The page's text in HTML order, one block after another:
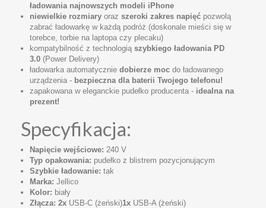
ładowania najnowszych modeli iPhone
niewielkie rozmiary oraz szeroki zakres napięć pozwolą
zabrać ładowarkę w każdą podróż (doskonale mieści się w
torebce, torbie na laptopa czy plecaku)
kompatybilność z technologią szybkiego ładowania PD
3.0 (Power Delivery)
ładowarka automatycznie dobierze moc do ładowanego
urządzenia - bezpieczna dla baterii Twojego telefonu!
zapakowana w eleganckie pudełko producenta - idealna na
prezent!
Specyfikacja:
Napięcie wejściowe: 240 V
Typ opakowania: pudełko z blistrem pozycjonującym
Szybkie ładowanie: tak
Marka: Jellico
Kolor: biały
Złącza: 2x USB-C (żeński)1x USB-A (żeński)